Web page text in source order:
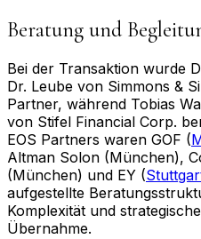
Beratung und
Bei der Transaktion wurde
Dr. Leube von Simmons &
Partner, während Tobias
von Stifel Financial Corp.
EOS Partners waren GOF (
Altman Solon (München),
(München) und EY (
aufgestellte
Komplexität und
Übernahme.